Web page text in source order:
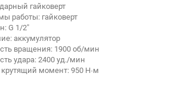
гайковерт
работы: гайковерт
G 1/2"
аккумулятор
вращения: 1900 об/мин
удара: 2400 уд./мин
момент: 950 Н·м